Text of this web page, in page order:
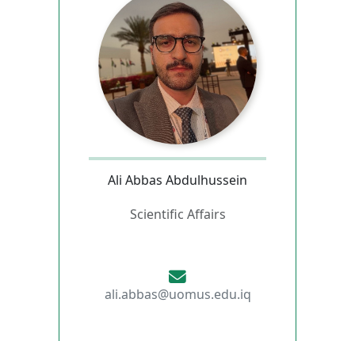
Ali Abbas Abdulhussein
Scientific Affairs
ali.abbas@uomus.edu.iq